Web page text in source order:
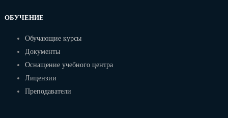
ОБУЧЕНИЕ
Обучающие курсы
Документы
Оснащение учебного центра
Лицензии
Преподаватели